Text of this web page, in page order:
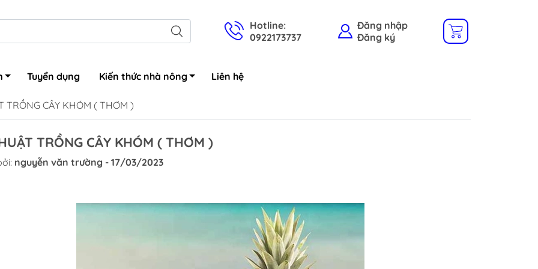
Hotline:
0922173737
Đăng nhập
Đăng ký
sâu
bệnh
Tuyển dụng Kiến thức nhà nông Liên hệ
TRỒNG CÂY KHÓM ( THƠM )
TRỒNG CÂY KHÓM ( THƠM )
nguyễn văn trường - 17/03/2023